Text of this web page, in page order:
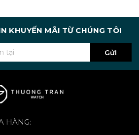
KHUYẾN MÃI TỪ CHÚNG TÔI
Gửi
HÀNG: